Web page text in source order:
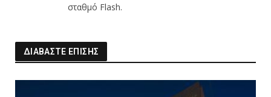
σταθμό Flash.
ΔΙΑΒΑΣΤΕ ΕΠΙΣΗΣ